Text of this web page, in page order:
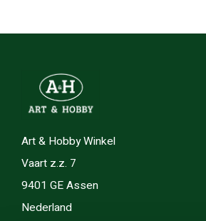
Art & Hobby Winkel
Vaart z.z. 7
9401 GE Assen
Nederland